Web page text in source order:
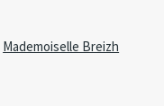
Mademoiselle Breizh